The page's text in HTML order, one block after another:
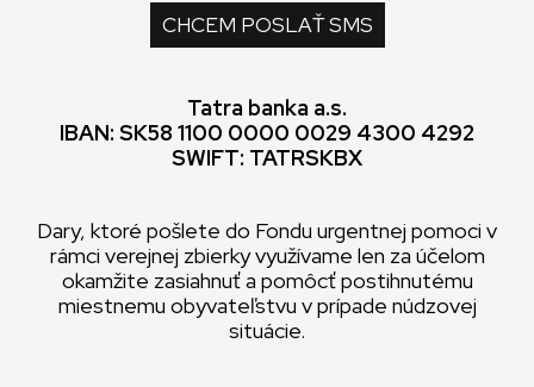
CHCEM POSLAŤ SMS
Tatra banka a.s.
IBAN: SK58 1100 0000 0029 4300 4292
SWIFT: TATRSKBX
Dary, ktoré pošlete do Fondu urgentnej pomoci v
rámci verejnej zbierky využívame len za účelom
okamžite zasiahnuť a pomôcť postihnutému
miestnemu obyvateľstvu v prípade núdzovej
situácie.